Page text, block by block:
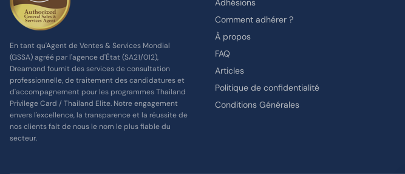
En tant qu'Agent de Ventes & Services Mondial
(GSSA) agréé par l'agence d'État (SA21/012),
Dreamond fournit des services de consultation
professionnelle, de traitement des candidatures et
d'accompagnement pour les programmes Thailand
Privilege Card / Thailand Elite. Notre engagement
envers l'excellence, la transparence et la réussite de
nos clients fait de nous le nom le plus fiable du
secteur.
Adhésions
Comment adhérer ?
À propos
FAQ
Articles
Politique de confidentialité
Conditions Générales